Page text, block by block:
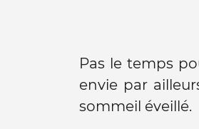
Pas le temps
envie par
sommeil éveillé.